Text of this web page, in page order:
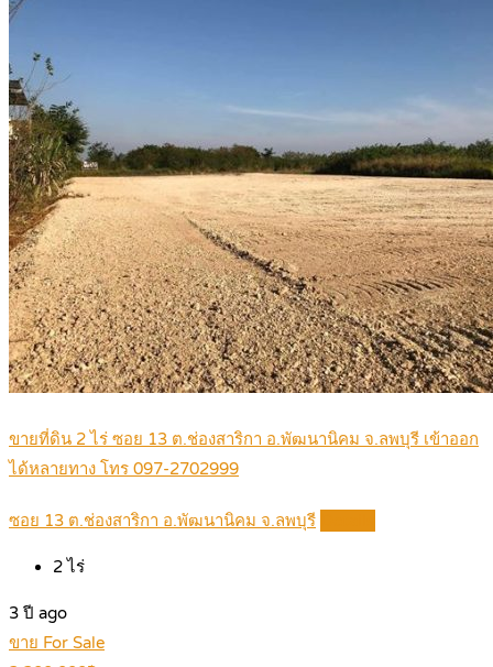
ขายที่ดิน 2 ไร่ ซอย 13 ต.ช่องสาริกา อ.พัฒนานิคม จ.ลพบุรี เข้าออก
ได้หลายทาง โทร 097-2702999
ซอย 13 ต.ช่องสาริกา อ.พัฒนานิคม จ.ลพบุรี
2ไร่
3 ปี ago
ขาย For Sale